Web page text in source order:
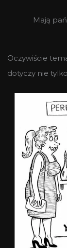
Mają
Oczywiście
dotyczy nie